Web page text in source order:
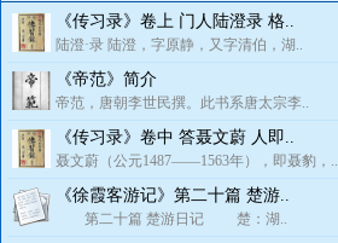
《传习录》卷上 门人陆澄录 格..
陆澄·录 陆澄，字原静，又字清伯，湖..
《帝范》简介
帝范，唐朝李世民撰。此书系唐太宗李..
《传习录》卷中 答聂文蔚 人即..
聂文蔚（公元1487——1563年），即聂豹，..
《徐霞客游记》第二十篇 楚游..
第二十篇 楚游日记 楚：湖..